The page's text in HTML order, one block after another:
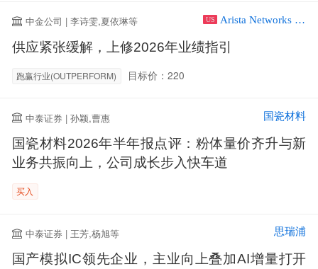
中金公司 | 李诗雯,夏依琳等 US Arista Networks Inc
供应紧张缓解，上修2026年业绩指引
跑赢行业(OUTPERFORM) 目标价：220
中泰证券 | 孙颖,曹惠 国瓷材料
国瓷材料2026年半年报点评：粉体量价齐升与新
业务共振向上，公司成长步入快车道
买入
中泰证券 | 王芳,杨旭等 思瑞浦
国产模拟IC领先企业，主业向上叠加AI增量打开